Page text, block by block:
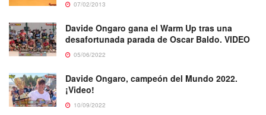
07/02/2013
Davide Ongaro gana el Warm Up tras una
desafortunada parada de Oscar Baldo. VIDEO
05/06/2022
Davide Ongaro, campeón del Mundo 2022.
¡Video!
10/09/2022